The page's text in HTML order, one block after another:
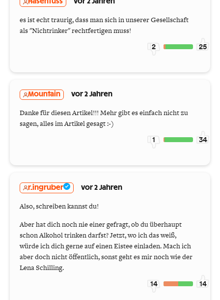
Hasenfuss vor 2 Jahren
es ist echt traurig, dass man sich in unserer Gesellschaft
als "Nichtrinker" rechtfertigen muss!
2 25
Mountain vor 2 Jahren
Danke für diesen Artikel!!! Mehr gibt es einfach nicht zu
sagen, alles im Artikel gesagt :-)
1 34
r.ingruber vor 2 Jahren
Also, schreiben kannst du!
Aber hat dich noch nie einer gefragt, ob du überhaupt
schon Alkohol trinken darfst? Jetzt, wo ich das weiß,
würde ich dich gerne auf einen Eistee einladen. Mach ich
aber doch nicht öffentlich, sonst geht es mir noch wie der
Lena Schilling.
14 14